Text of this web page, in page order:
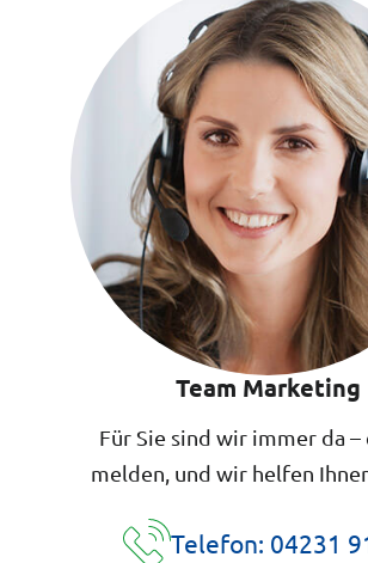
Team Marketing
Für Sie sind wir immer da –
melden, und wir helfen
Telefon: 04231